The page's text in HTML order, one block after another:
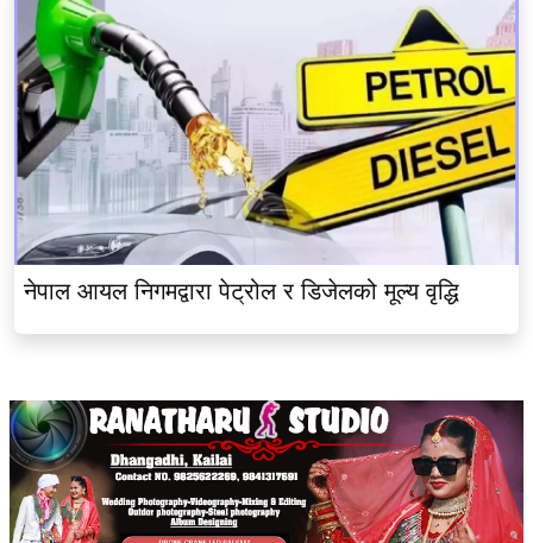
नेपाल आयल निगमद्वारा पेट्रोल र डिजेलको मूल्य वृद्धि